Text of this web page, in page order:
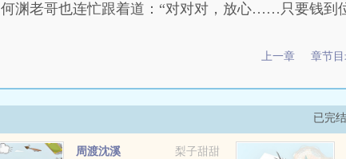
何渊老哥也连忙跟着道：“对对对，放心……只要钱到
上一章 章节
已完
梨子甜甜
周渡沈溪